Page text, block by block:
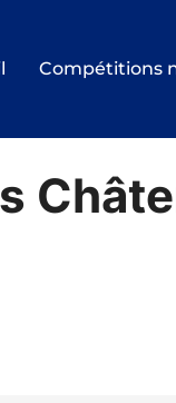
Compétitions